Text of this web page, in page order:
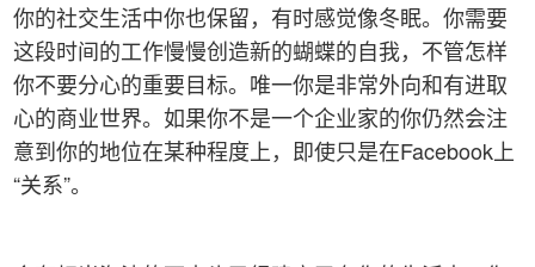
你的社交生活中你也保留，有时感觉像冬眠。你需要
这段时间的工作慢慢创造新的蝴蝶的自我，不管怎样
你不要分心的重要目标。唯一你是非常外向和有进取
心的商业世界。如果你不是一个企业家的你仍然会注
意到你的地位在某种程度上，即使只是在Facebook上
“关系”。